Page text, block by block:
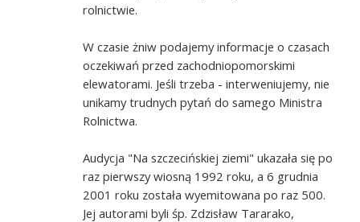
rolnictwie.
W czasie żniw podajemy informacje o czasach
oczekiwań przed zachodniopomorskimi
elewatorami. Jeśli trzeba - interweniujemy, nie
unikamy trudnych pytań do samego Ministra
Rolnictwa.
Audycja "Na szczecińskiej ziemi" ukazała się po
raz pierwszy wiosną 1992 roku, a 6 grudnia
2001 roku została wyemitowana po raz 500.
Jej autorami byli śp. Zdzisław Tararako,